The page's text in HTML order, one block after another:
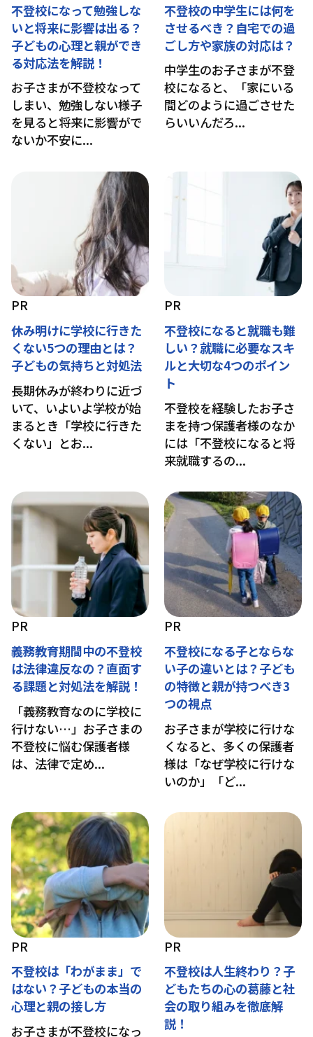
不登校になって勉強しな
いと将来に影響は出る？
子どもの心理と親ができ
る対応法を解説！
お子さまが不登校なって
しまい、勉強しない様子
を見ると将来に影響がで
ないか不安に...
不登校の中学生には何を
させるべき？自宅での過
ごし方や家族の対応は？
中学生のお子さまが不登
校になると、「家にいる
間どのように過ごさせた
らいいんだろ...
PR
休み明けに学校に行きた
くない5つの理由とは？
子どもの気持ちと対処法
長期休みが終わりに近づ
いて、いよいよ学校が始
まるとき「学校に行きた
くない」とお...
PR
不登校になると就職も難
しい？就職に必要なスキ
ルと大切な4つのポイン
ト
不登校を経験したお子さ
まを持つ保護者様のなか
には「不登校になると将
来就職するの...
PR
義務教育期間中の不登校
は法律違反なの？直面す
る課題と対処法を解説！
「義務教育なのに学校に
行けない…」お子さまの
不登校に悩む保護者様
は、法律で定め...
PR
不登校になる子とならな
い子の違いとは？子ども
の特徴と親が持つべき3
つの視点
お子さまが学校に行けな
くなると、多くの保護者
様は「なぜ学校に行けな
いのか」「ど...
PR
不登校は「わがまま」で
はない？子どもの本当の
心理と親の接し方
お子さまが不登校になっ
PR
不登校は人生終わり？子
どもたちの心の葛藤と社
会の取り組みを徹底解
説！